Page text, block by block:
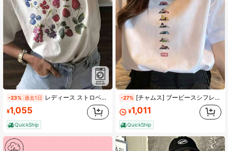
-23% 過去1日 レディース ストロベリー&ブルーベリープリントTシャツ - ソフトで通気性抜群の半袖ラウンドネックトップ,ラズベリー&ブラックベリーデザイン,オールシーズン対応カジュアルブラウス,ピクニックや夏のコーディネートに最適(洗濯機対応)
¥1,055
QuickShip
-27% [チャムス] ブービースシフレンズＴシャツ女性用 CH112521 White LW
¥1,011
QuickShip